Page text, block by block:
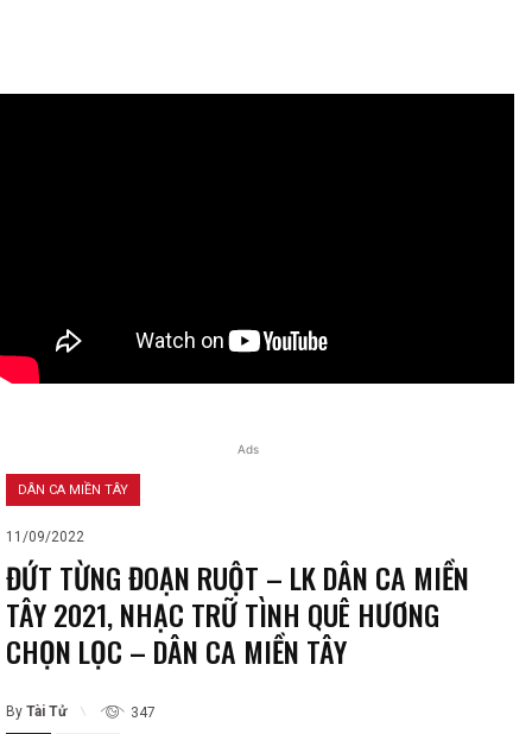
Ads
DÂN CA MIỀN TÂY
11/09/2022
ĐỨT TỪNG ĐOẠN RUỘT – LK DÂN CA MIỀN
TÂY 2021, NHẠC TRỮ TÌNH QUÊ HƯƠNG
CHỌN LỌC – DÂN CA MIỀN TÂY
By Tài Tử 347